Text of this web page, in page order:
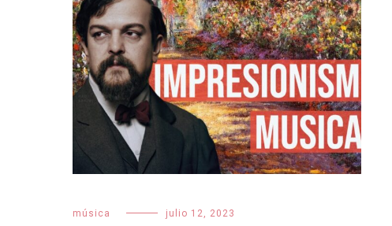
música julio 12, 2023